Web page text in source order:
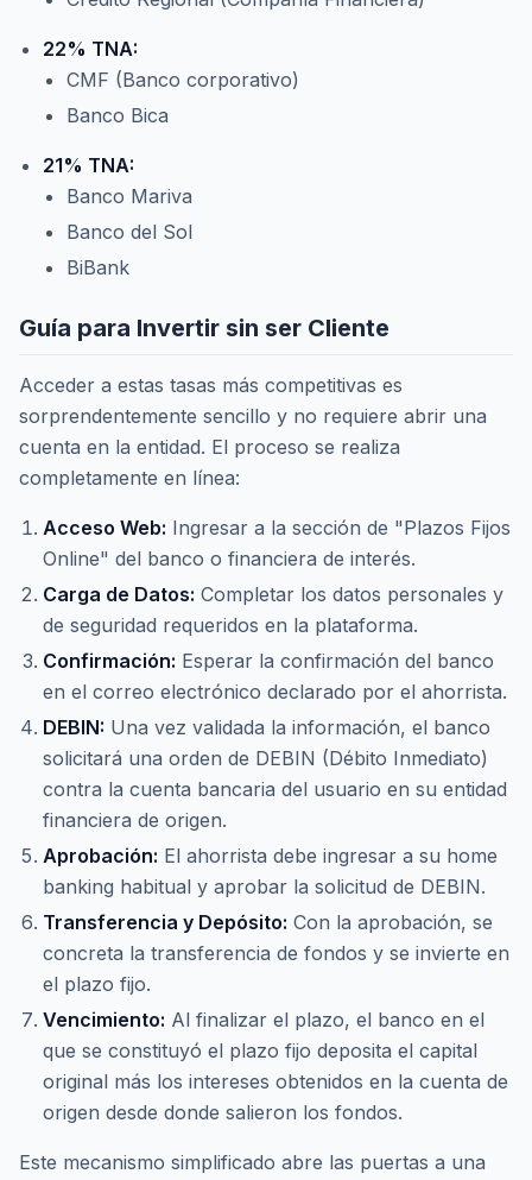
22% TNA:
CMF (Banco corporativo)
Banco Bica
21% TNA:
Banco Mariva
Banco del Sol
BiBank
Guía para Invertir sin ser Cliente
Acceder a estas tasas más competitivas es
sorprendentemente sencillo y no requiere abrir una
cuenta en la entidad. El proceso se realiza
completamente en línea:
Acceso Web: Ingresar a la sección de "Plazos Fijos
Online" del banco o financiera de interés.
Carga de Datos: Completar los datos personales y
de seguridad requeridos en la plataforma.
Confirmación: Esperar la confirmación del banco
en el correo electrónico declarado por el ahorrista.
DEBIN: Una vez validada la información, el banco
solicitará una orden de DEBIN (Débito Inmediato)
contra la cuenta bancaria del usuario en su entidad
financiera de origen.
Aprobación: El ahorrista debe ingresar a su home
banking habitual y aprobar la solicitud de DEBIN.
Transferencia y Depósito: Con la aprobación, se
concreta la transferencia de fondos y se invierte en
el plazo fijo.
Vencimiento: Al finalizar el plazo, el banco en el
que se constituyó el plazo fijo deposita el capital
original más los intereses obtenidos en la cuenta de
origen desde donde salieron los fondos.
Este mecanismo simplificado abre las puertas a una